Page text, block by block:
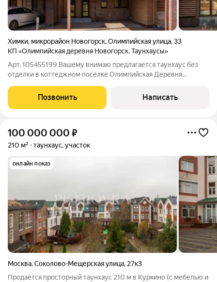
Химки, микрорайон Новогорск,Олимпийская улица,33
КП «Олимпийская деревня Новогорск. Таунхаусы»
Арт. 105455199 Вашему внимаю предлагается таунхаус без
отделки в коттеджном поселке Олимпийская Деревня
отметить очень удачное расположение корпуса на
территории самого поселка - в самой дальней
Позвонить Написать
100 000 000 ₽
210 м² таунхаус, участок
онлайн показ
Москва,Соколово-Мещерская улица, 27к3
Продаётся просторный таунхаус 210 м в Куркино (с мебелью и